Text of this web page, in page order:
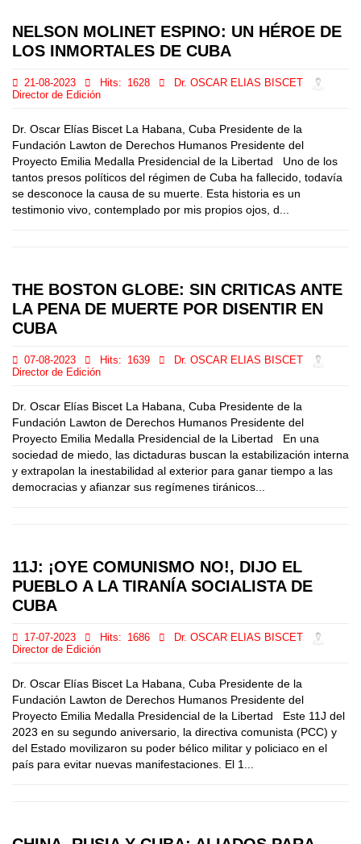
NELSON MOLINET ESPINO: UN HÉROE DE
LOS INMORTALES DE CUBA
21-08-2023 Hits: 1628
Dr. OSCAR ELIAS BISCET
Director de Edición
Dr. Oscar Elías Biscet La Habana, Cuba Presidente de la
Fundación Lawton de Derechos Humanos Presidente del
Proyecto Emilia Medalla Presidencial de la Libertad Uno de los
tantos presos políticos del régimen de Cuba ha fallecido, todavía
se desconoce la causa de su muerte. Esta historia es un
testimonio vivo, contemplado por mis propios ojos, d...
THE BOSTON GLOBE: SIN CRITICAS ANTE
LA PENA DE MUERTE POR DISENTIR EN
CUBA
07-08-2023 Hits: 1639
Dr. OSCAR ELIAS BISCET
Director de Edición
Dr. Oscar Elías Biscet La Habana, Cuba Presidente de la
Fundación Lawton de Derechos Humanos Presidente del
Proyecto Emilia Medalla Presidencial de la Libertad En una
sociedad de miedo, las dictaduras buscan la estabilización interna
y extrapolan la inestabilidad al exterior para ganar tiempo a las
democracias y afianzar sus regímenes tiránicos...
11J: ¡OYE COMUNISMO NO!, DIJO EL
PUEBLO A LA TIRANÍA SOCIALISTA DE
CUBA
17-07-2023 Hits: 1686
Dr. OSCAR ELIAS BISCET
Director de Edición
Dr. Oscar Elías Biscet La Habana, Cuba Presidente de la
Fundación Lawton de Derechos Humanos Presidente del
Proyecto Emilia Medalla Presidencial de la Libertad Este 11J del
2023 en su segundo aniversario, la directiva comunista (PCC) y
del Estado movilizaron su poder bélico militar y policiaco en el
país para evitar nuevas manifestaciones. El 1...